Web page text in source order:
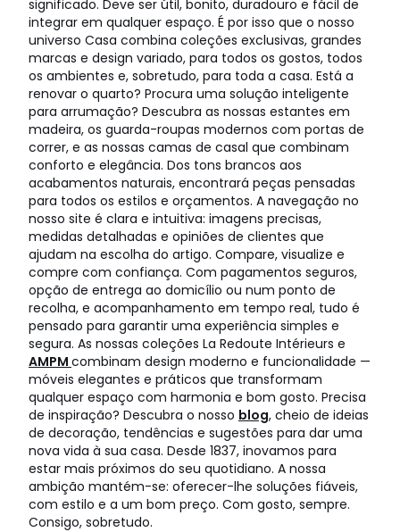
significado. Deve ser útil, bonito, duradouro e fácil de
integrar em qualquer espaço. É por isso que o nosso
universo Casa combina coleções exclusivas, grandes
marcas e design variado, para todos os gostos, todos
os ambientes e, sobretudo, para toda a casa. Está a
renovar o quarto? Procura uma solução inteligente
para arrumação? Descubra as nossas estantes em
madeira, os guarda-roupas modernos com portas de
correr, e as nossas camas de casal que combinam
conforto e elegância. Dos tons brancos aos
acabamentos naturais, encontrará peças pensadas
para todos os estilos e orçamentos. A navegação no
nosso site é clara e intuitiva: imagens precisas,
medidas detalhadas e opiniões de clientes que
ajudam na escolha do artigo. Compare, visualize e
compre com confiança. Com pagamentos seguros,
opção de entrega ao domicílio ou num ponto de
recolha, e acompanhamento em tempo real, tudo é
pensado para garantir uma experiência simples e
segura. As nossas coleções La Redoute Intérieurs e
AMPM combinam design moderno e funcionalidade —
móveis elegantes e práticos que transformam
qualquer espaço com harmonia e bom gosto. Precisa
de inspiração? Descubra o nosso blog, cheio de ideias
de decoração, tendências e sugestões para dar uma
nova vida à sua casa. Desde 1837, inovamos para
estar mais próximos do seu quotidiano. A nossa
ambição mantém-se: oferecer-lhe soluções fiáveis,
com estilo e a um bom preço. Com gosto, sempre.
Consigo, sobretudo.